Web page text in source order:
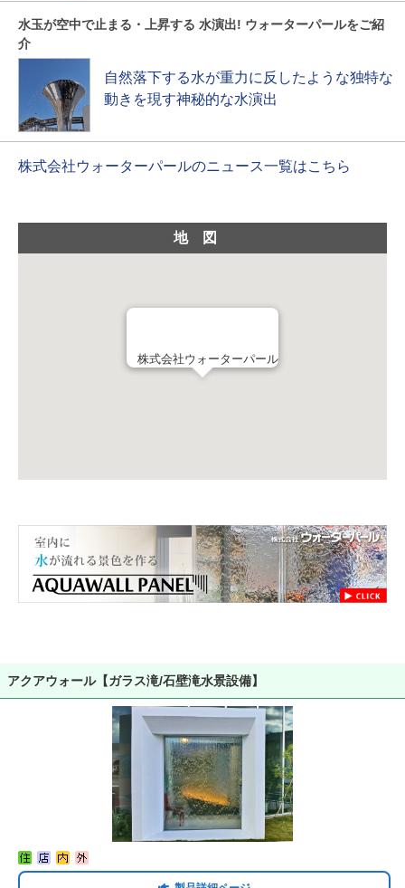
水玉が空中で止まる・上昇する 水演出! ウォーターパールをご紹
介
自然落下する水が重力に反したような独特な
動きを現す神秘的な水演出
株式会社ウォーターパールのニュース一覧はこちら
地図
株式会社ウォーターパール
アクアウォール【ガラス滝/石壁滝水景設備】